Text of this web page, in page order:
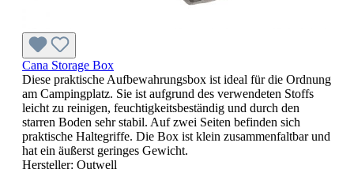
Cana Storage Box
Diese praktische Aufbewahrungsbox ist ideal für die Ordnung
am Campingplatz. Sie ist aufgrund des verwendeten Stoffs
leicht zu reinigen, feuchtigkeitsbeständig und durch den
starren Boden sehr stabil. Auf zwei Seiten befinden sich
praktische Haltegriffe. Die Box ist klein zusammenfaltbar und
hat ein äußerst geringes Gewicht.
Hersteller: Outwell